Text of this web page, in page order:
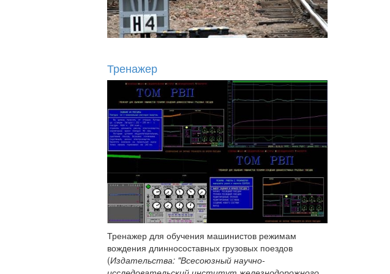
Тренажер
Тренажер для обучения машинистов режимам
вождения длинносоставных грузовых поездов
(Издательства: "Всесоюзный научно-